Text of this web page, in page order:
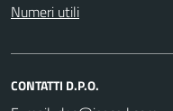
Numeri utili
CONTATTI D.P.O.